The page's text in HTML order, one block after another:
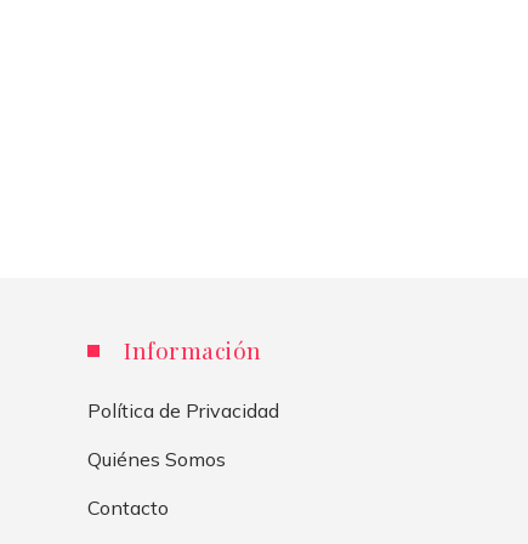
Información
Política de Privacidad
Quiénes Somos
Contacto